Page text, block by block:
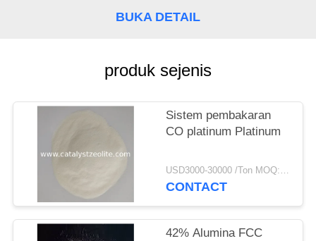
BUKA DETAIL
produk sejenis
Sistem pembakaran
CO platinum Platinum
USD3000-30000 /Ton MOQ:1 KG
CONTACT
42% Alumina FCC